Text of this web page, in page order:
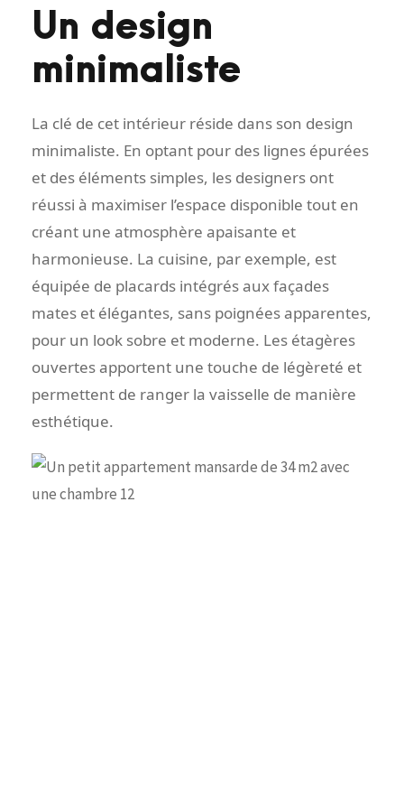
Un design
minimaliste
La clé de cet intérieur réside dans son design
minimaliste. En optant pour des lignes épurées
et des éléments simples, les designers ont
réussi à maximiser l’espace disponible tout en
créant une atmosphère apaisante et
harmonieuse. La cuisine, par exemple, est
équipée de placards intégrés aux façades
mates et élégantes, sans poignées apparentes,
pour un look sobre et moderne. Les étagères
ouvertes apportent une touche de légèreté et
permettent de ranger la vaisselle de manière
esthétique.